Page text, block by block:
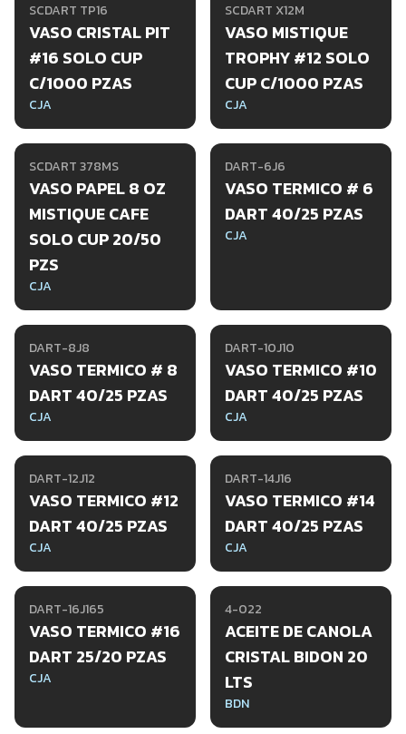
SCDART TP16
VASO CRISTAL PIT
#16 SOLO CUP
C/1000 PZAS
CJA
SCDART X12M
VASO MISTIQUE
TROPHY #12 SOLO
CUP C/1000 PZAS
CJA
SCDART 378MS
VASO PAPEL 8 OZ
MISTIQUE CAFE
SOLO CUP 20/50
PZS
CJA
DART-6J6
VASO TERMICO # 6
DART 40/25 PZAS
CJA
DART-8J8
VASO TERMICO # 8
DART 40/25 PZAS
CJA
DART-10J10
VASO TERMICO #10
DART 40/25 PZAS
CJA
DART-12J12
VASO TERMICO #12
DART 40/25 PZAS
CJA
DART-14J16
VASO TERMICO #14
DART 40/25 PZAS
CJA
DART-16J165
VASO TERMICO #16
DART 25/20 PZAS
CJA
4-022
ACEITE DE CANOLA
CRISTAL BIDON 20
LTS
BDN